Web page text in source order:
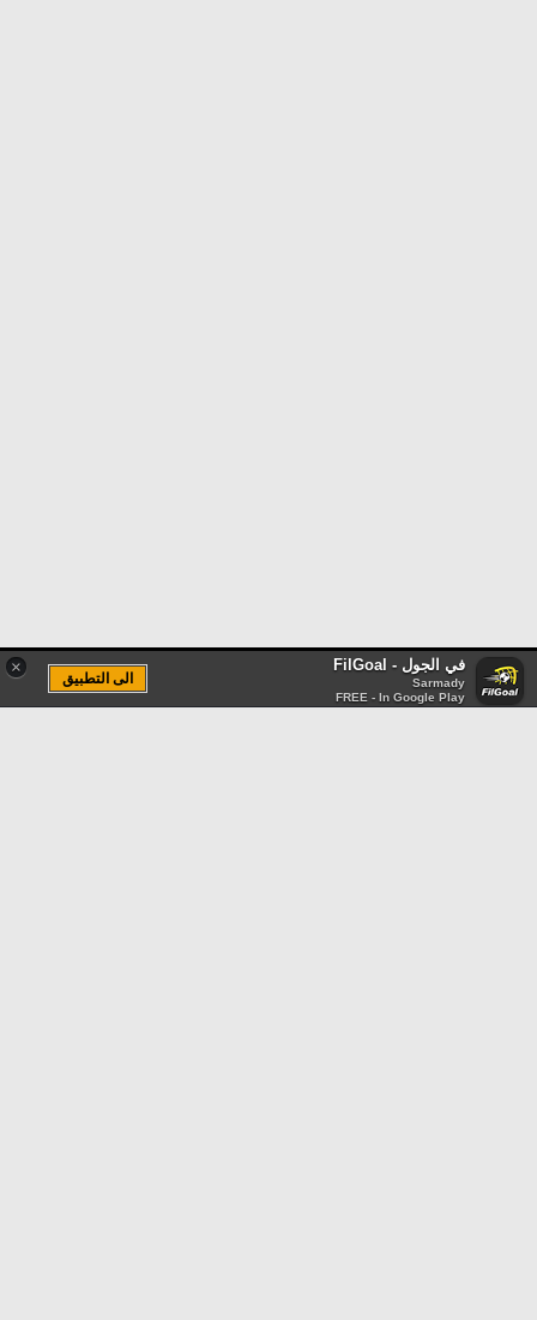
× في الجول - FilGoal
Sarmady
FREE - In Google Play
الى التطبيق